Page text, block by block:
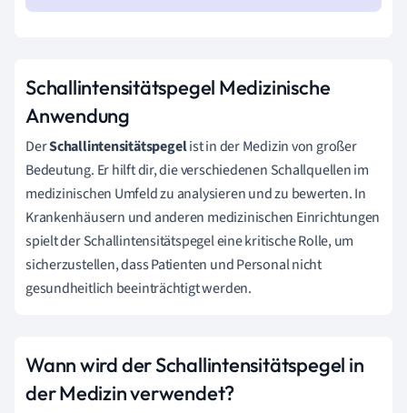
Schallintensitätspegel Medizinische
Anwendung
DerSchallintensitätspegelist in der Medizin von großer
Bedeutung. Er hilft dir, die verschiedenen Schallquellen im
medizinischen Umfeld zu analysieren und zu bewerten. In
Krankenhäusern und anderen medizinischen Einrichtungen
spielt der Schallintensitätspegel eine kritische Rolle, um
sicherzustellen, dass Patienten und Personal nicht
gesundheitlich beeinträchtigt werden.
Wann wird der Schallintensitätspegel in
der Medizin verwendet?